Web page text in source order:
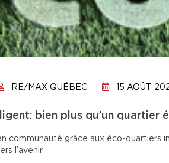
RE/MAX QUÉBEC 15 AOÛT
bien plus qu’un quartier
communauté grâce aux éco-quartiers
l’avenir.